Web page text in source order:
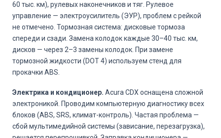
60 тыс. км), рулевых наконечников и тяг. Рулевое
управление — электроусилитель (ЭУР), проблем с рейкой
не отмечено. Тормозная система: дисковые тормоза
спереди и сзади. Замена колодок каждые 30–40 тыс. км,
дисков — через 2–3 замены колодок. При замене
тормозной жидкости (DOT 4) используем стенд для
прокачки ABS.
Электрика и кондиционер. Acura CDX оснащена сложной
электроникой. Проводим компьютерную диагностику всех
блоков (ABS, SRS, климат-контроль). Частая проблема —
сбой мультимедийной системы (зависание, перезагрузка),